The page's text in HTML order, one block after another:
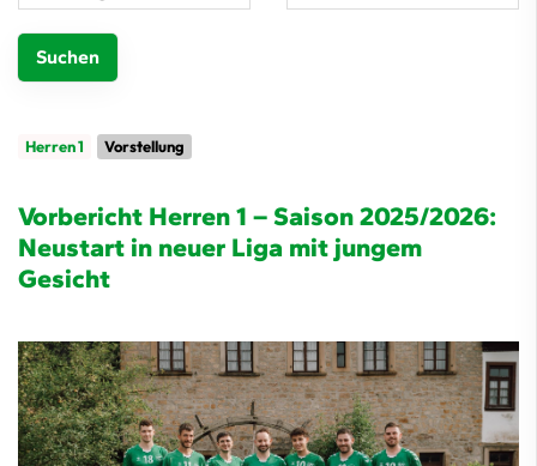
Herren 1 Vorstellung
Vorbericht Herren 1 – Saison 2025/2026:
Neustart in neuer Liga mit jungem
Gesicht